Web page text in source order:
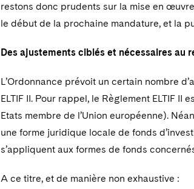
restons donc prudents sur la mise en
le début de la prochaine mandature, et la
Des ajustements ciblés et nécessaires au
L’Ordonnance prévoit un certain nombre
ELTIF II. Pour rappel, le Règlement ELTIF
Etats membre de l’Union européenne).
une forme juridique locale de fonds
s’appliquent aux formes de fonds
A ce titre, et de manière non exhaustive :